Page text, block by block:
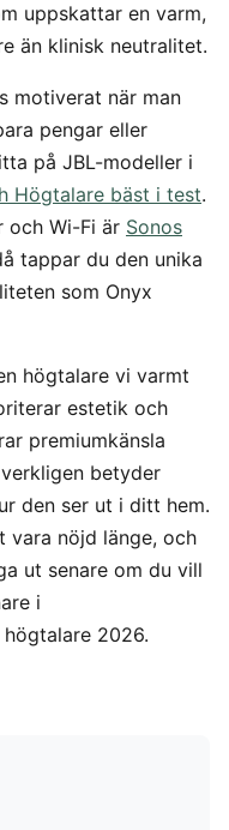
uppskattar en varm,
än klinisk neutralitet.
motiverat när man
pengar eller
på JBL-modeller i
Högtalare bäst i test.
och Wi-Fi är Sonos
tappar du den unika
som Onyx
högtalare vi varmt
estetik och
premiumkänsla
betyder
den ser ut i ditt hem.
vara nöjd länge, och
ut senare om du vill
i
2026.